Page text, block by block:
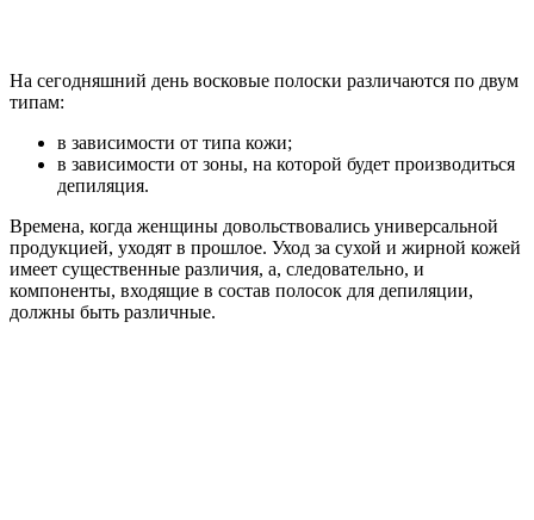
На сегодняшний день восковые полоски различаются по двум
типам:
в зависимости от типа кожи;
в зависимости от зоны, на которой будет производиться
депиляция.
Времена, когда женщины довольствовались универсальной
продукцией, уходят в прошлое. Уход за сухой и жирной кожей
имеет существенные различия, а, следовательно, и
компоненты, входящие в состав полосок для депиляции,
должны быть различные.